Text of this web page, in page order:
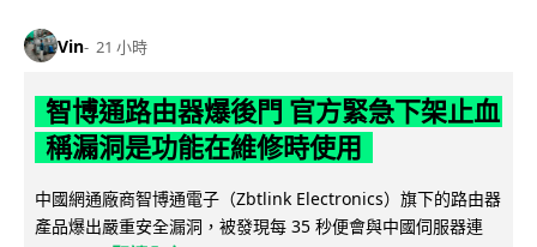
Vin 21 小時
智博通路由器爆後門 官方緊急下架止血
稱漏洞是功能在維修時使用
中國網通廠商智博通電子（Zbtlink Electronics）旗下的路由器
產品爆出嚴重安全漏洞，被發現每 35 秒便會與中國伺服器連